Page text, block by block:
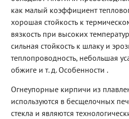
как малый коэффициент
хорошая стойкость к
вязкость при высоких
сильная стойкость к шлаку и
теплопроводность, небольшая
обжиге и т. д. Особенности .
Огнеупорные кирпичи из
используются в бесщелочных
стекла и являются